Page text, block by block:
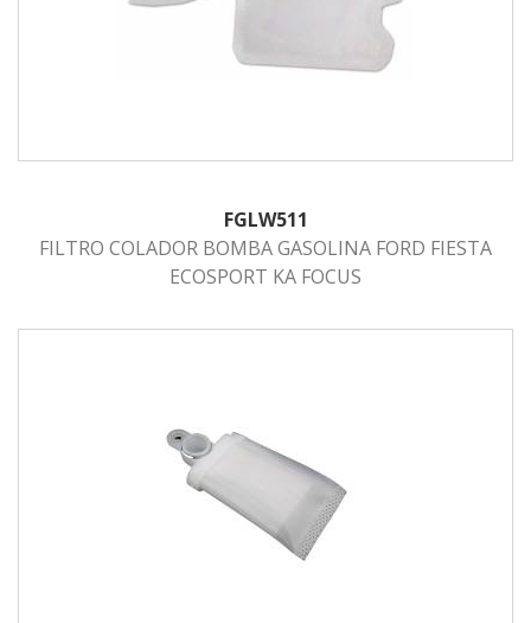
FGLW511
FILTRO COLADOR BOMBA GASOLINA FORD FIESTA
ECOSPORT KA FOCUS